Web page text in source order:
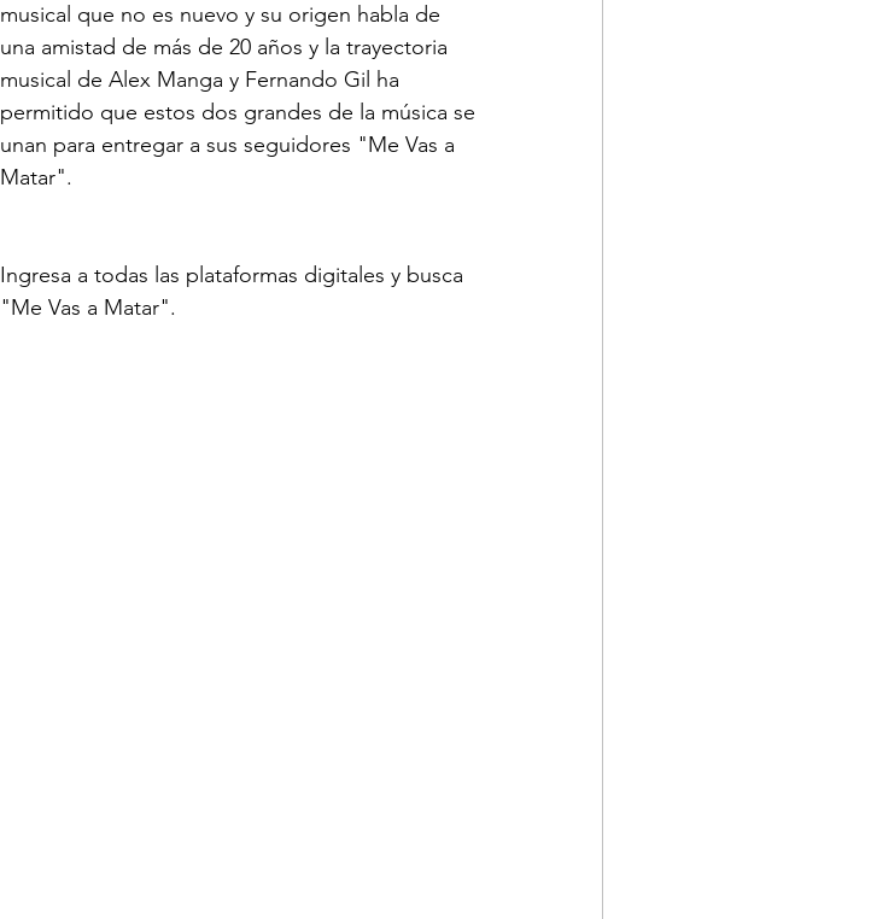
musical que no es nuevo y su origen habla de
una amistad de más de 20 años y la trayectoria
musical de Alex Manga y Fernando Gil ha
permitido que estos dos grandes de la música se
unan para entregar a sus seguidores "Me Vas a
Matar".
Ingresa a todas las plataformas digitales y busca
"Me Vas a Matar".